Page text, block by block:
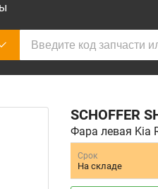
SCHOFFER
Фара левая Kia
Срок
На складе